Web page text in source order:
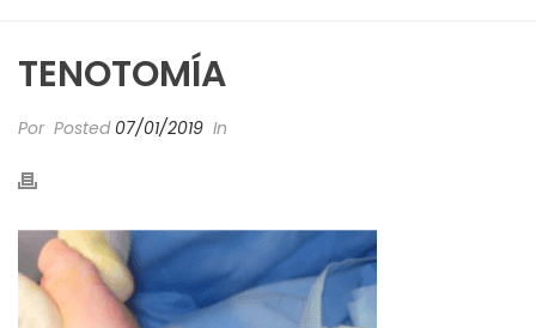
TENOTOMÍA
Por Posted 07/01/2019 In